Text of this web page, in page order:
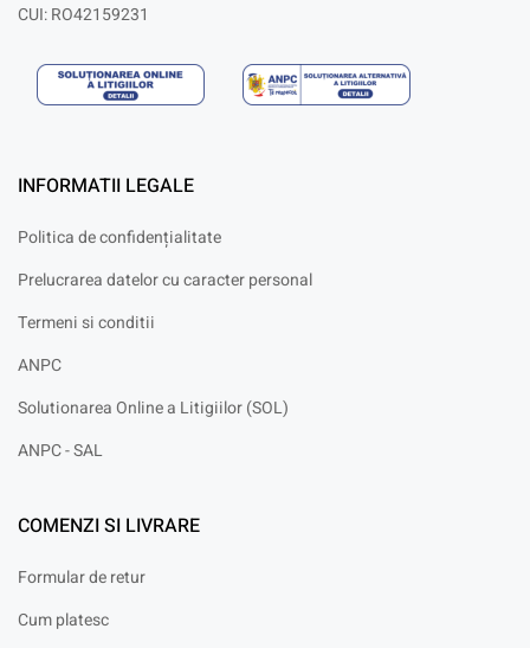
CUI: RO42159231
INFORMATII LEGALE
Politica de confidențialitate
Prelucrarea datelor cu caracter personal
Termeni si conditii
ANPC
Solutionarea Online a Litigiilor (SOL)
ANPC - SAL
COMENZI SI LIVRARE
Formular de retur
Cum platesc